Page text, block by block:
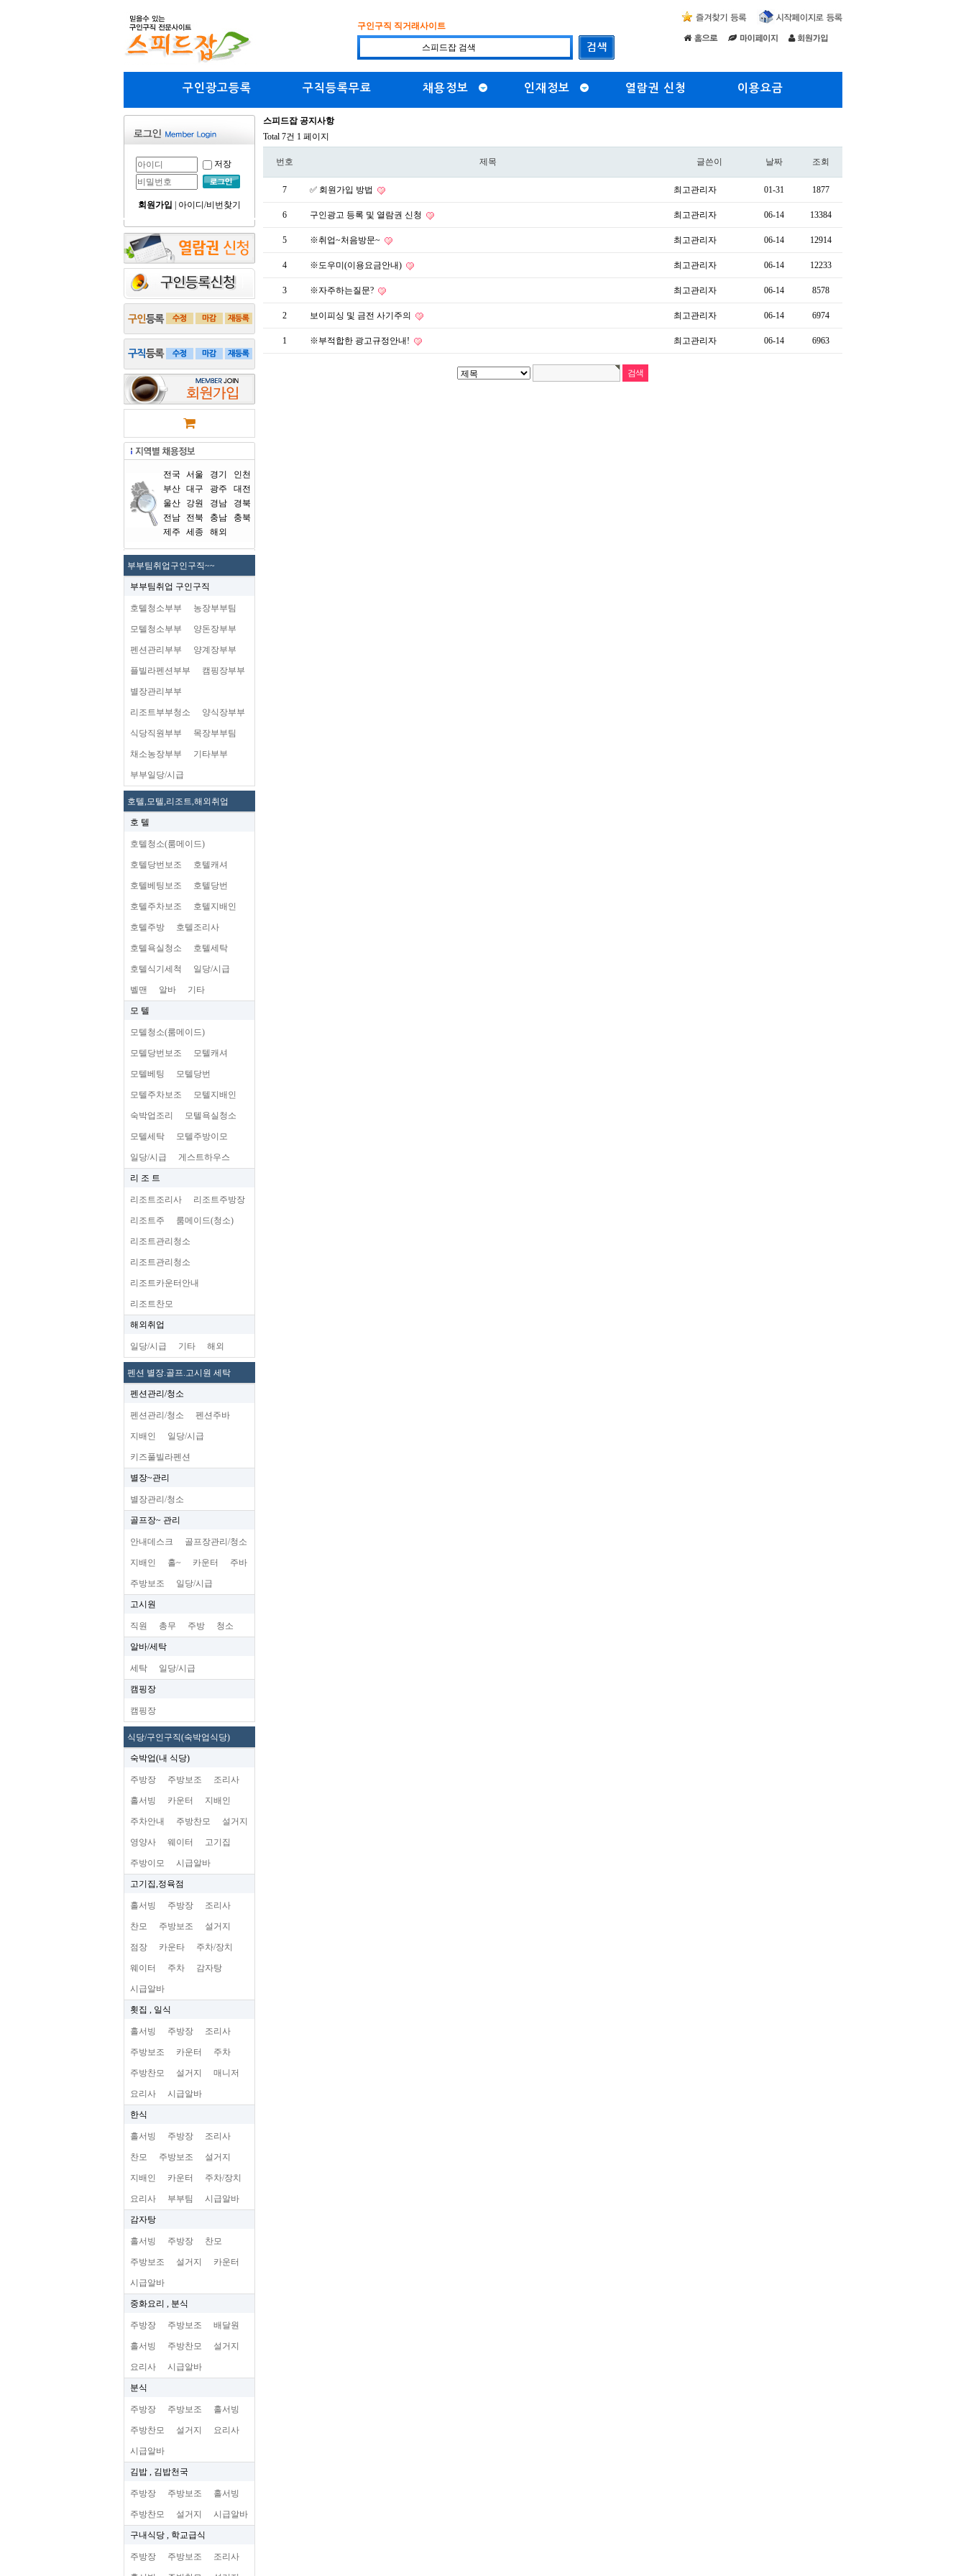
구인구직 직거래사이트
구인광고등록 구직등록무료 채용정보 인재정보 열람권 신청 이용요금
저장
회원가입 아이디/비번찾기
전국 서울 경기
인천
부산 대구 광주
대전
울산
강원 경남
경북
전남
전북 충남
충북
제주
세종 해외
부부팀취업구인구직~~
부부팀취업 구인구직
호텔청소부부 농장부부팀
모텔청소부부 양돈장부부
펜션관리부부 양계장부부
플빌라펜션부부 캠핑장부부
별장관리부부
리조트부부청소 양식장부부
식당직원부부 목장부부팀
채소농장부부 기타부부
부부일당/시급
호텔,모텔,리조트,해외취업
호 텔
호텔청소(룸메이드)
호텔당번보조 호텔캐셔
호텔베팅보조 호텔당번
호텔주차보조 호텔지배인
호텔주방 호텔조리사
호텔욕실청소 호텔세탁
호텔식기세척 일당/시급
벨맨 알바 기타
모 텔
모텔청소(룸메이드)
모텔당번보조 모텔캐셔
모텔베팅 모텔당번
모텔주차보조 모텔지배인
숙박업조리 모텔욕실청소
모텔세탁 모텔주방이모
일당/시급 게스트하우스
리 조 트
리조트조리사 리조트주방장
리조트주 룸메이드(청소)
리조트관리청소
리조트관리청소
리조트카운터안내
리조트찬모
해외취업
일당/시급 기타 해외
펜션 별장.골프.고시원 세탁
펜션관리/청소
펜션관리/청소 펜션주바
지배인 일당/시급
키즈풀빌라펜션
별장~관리
별장관리/청소
골프장~ 관리
안내데스크 골프장관리/청소
지배인 홀~ 카운터 주바
주방보조 일당/시급
고시원
직원 총무 주방 청소
알바/세탁
세탁 일당/시급
캠핑장
캠핑장
식당/구인구직(숙박업식당)
숙박업(내 식당)
주방장 주방보조 조리사
홀서빙 카운터 지배인
주차안내 주방찬모 설거지
영양사 웨이터 고기집
주방이모 시급알바
고기집,정육점
홀서빙 주방장 조리사
찬모 주방보조 설거지
점장 카운타 주차/장치
웨이터 주차 감자탕
시급알바
횟집 , 일식
홀서빙 주방장 조리사
주방보조 카운터 주차
주방찬모 설거지 매니저
요리사 시급알바
한식
홀서빙 주방장 조리사
찬모 주방보조 설거지
지배인 카운터 주차/장치
요리사 부부팀 시급알바
감자탕
홀서빙 주방장 찬모
주방보조 설거지 카운터
시급알바
중화요리 , 분식
주방장 주방보조 배달원
홀서빙 주방찬모 설거지
요리사 시급알바
분식
주방장 주방보조 홀서빙
주방찬모 설거지 요리사
시급알바
김밥 , 김밥천국
주방장 주방보조 홀서빙
주방찬모 설거지 시급알바
구내식당 , 학교급식
주방장 주방보조 조리사
스피드잡 공지사항
Total 7건 1 페이지
번호 제목 글쓴이 날짜 조회
7 ✅ 회원가입 방법 최고관리자 01-31 1877
6 구인광고 등록 및 열람권 신청 최고관리자 06-14 13384
5 ※취업~처음방문~ 최고관리자 06-14 12914
4 ※도우미(이용요금안내) 최고관리자 06-14 12233
3 ※자주하는질문? 최고관리자 06-14 8578
2 보이피싱 및 금전 사기주의 최고관리자 06-14 6974
1 ※부적합한 광고규정안내! 최고관리자 06-14 6963